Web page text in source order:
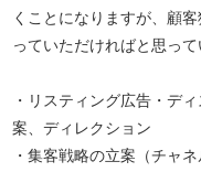
くことになりますが、顧
っていただければと思って
・リスティング広告・デ
案、ディレクション
・集客戦略の立案（チャネ